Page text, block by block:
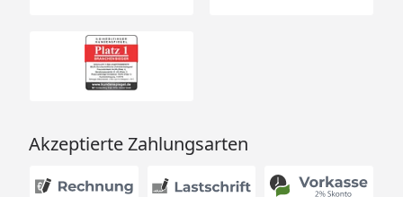
Akzeptierte Zahlungsarten